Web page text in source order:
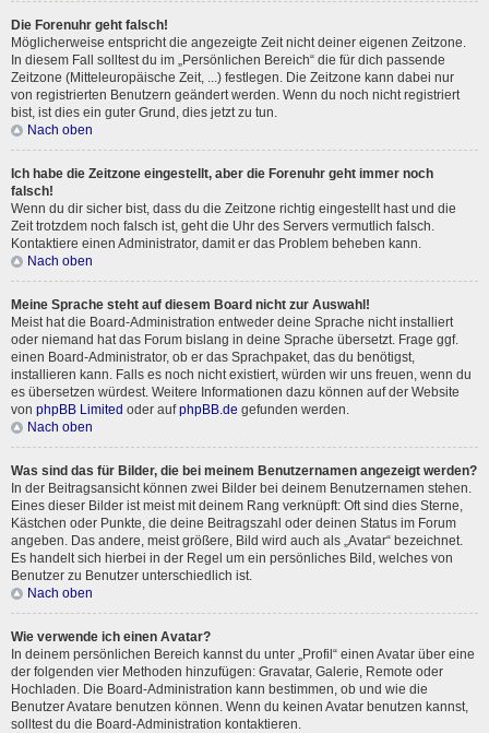
Die Forenuhr geht falsch!
Möglicherweise entspricht die angezeigte Zeit nicht deiner eigenen Zeitzone.
In diesem Fall solltest du im „Persönlichen Bereich“ die für dich passende
Zeitzone (Mitteleuropäische Zeit, ...) festlegen. Die Zeitzone kann dabei nur
von registrierten Benutzern geändert werden. Wenn du noch nicht registriert
bist, ist dies ein guter Grund, dies jetzt zu tun.
Nach oben
Ich habe die Zeitzone eingestellt, aber die Forenuhr geht immer noch
falsch!
Wenn du dir sicher bist, dass du die Zeitzone richtig eingestellt hast und die
Zeit trotzdem noch falsch ist, geht die Uhr des Servers vermutlich falsch.
Kontaktiere einen Administrator, damit er das Problem beheben kann.
Nach oben
Meine Sprache steht auf diesem Board nicht zur Auswahl!
Meist hat die Board-Administration entweder deine Sprache nicht installiert
oder niemand hat das Forum bislang in deine Sprache übersetzt. Frage ggf.
einen Board-Administrator, ob er das Sprachpaket, das du benötigst,
installieren kann. Falls es noch nicht existiert, würden wir uns freuen, wenn du
es übersetzen würdest. Weitere Informationen dazu können auf der Website
von phpBB Limited oder aufphpBB.de gefunden werden.
Nach oben
Was sind das für Bilder, die bei meinem Benutzernamen angezeigt werden?
In der Beitragsansicht können zwei Bilder bei deinem Benutzernamen stehen.
Eines dieser Bilder ist meist mit deinem Rang verknüpft: Oft sind dies Sterne,
Kästchen oder Punkte, die deine Beitragszahl oder deinen Status im Forum
angeben. Das andere, meist größere, Bild wird auch als „Avatar“ bezeichnet.
Es handelt sich hierbei in der Regel um ein persönliches Bild, welches von
Benutzer zu Benutzer unterschiedlich ist.
Nach oben
Wie verwende ich einen Avatar?
In deinem persönlichen Bereich kannst du unter „Profil“ einen Avatar über eine
der folgenden vier Methoden hinzufügen: Gravatar, Galerie, Remote oder
Hochladen. Die Board-Administration kann bestimmen, ob und wie die
Benutzer Avatare benutzen können. Wenn du keinen Avatar benutzen kannst,
solltest du die Board-Administration kontaktieren.